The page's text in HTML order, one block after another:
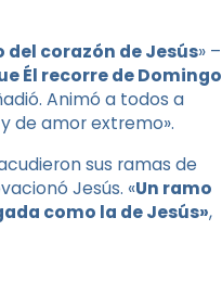
corazón de Jesús» –
Él recorre de Domingo
Animó a todos a
de amor extremo».
sus ramas de
Jesús. «Un ramo
como la de Jesús»,